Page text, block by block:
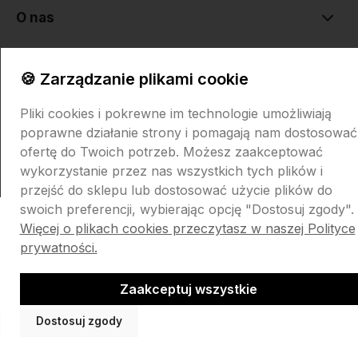
O nas
Sklep internetowy Shoper.pl Szablon Shoper Modern 3.0™
🍪 Zarządzanie plikami cookie
Pliki cookies i pokrewne im technologie umożliwiają
poprawne działanie strony i pomagają nam dostosować
ofertę do Twoich potrzeb. Możesz zaakceptować
wykorzystanie przez nas wszystkich tych plików i
przejść do sklepu lub dostosować użycie plików do
swoich preferencji, wybierając opcję "Dostosuj zgody".
Więcej o plikach cookies przeczytasz w naszej Polityce
prywatności.
Dostosuj zgody
Zaakceptuj wszystkie